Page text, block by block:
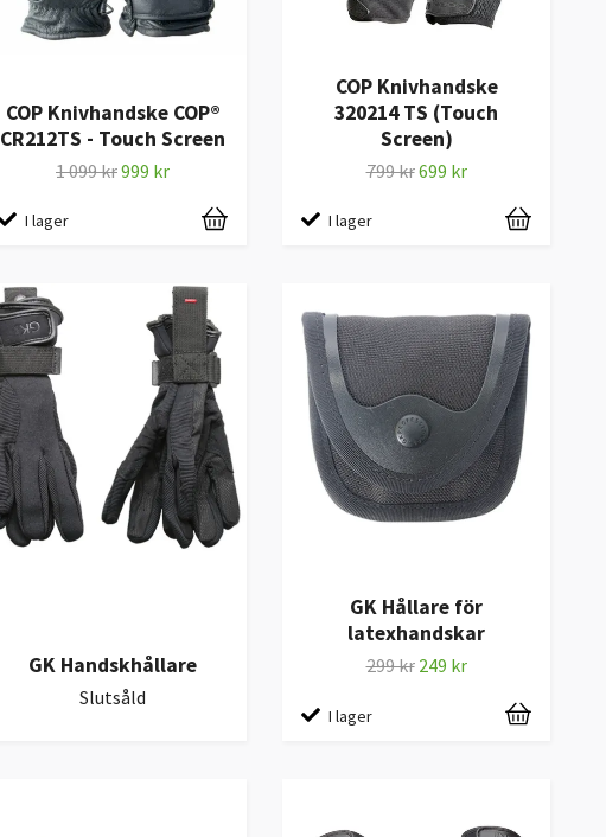
COP Knivhandske COP®
CR212TS - Touch Screen
1 099 kr999 kr
I lager
COP Knivhandske
320214 TS (Touch
Screen)
799 kr699 kr
I lager
GK Handskhållare
Slutsåld
GK Hållare för
latexhandskar
299 kr 249 kr
I lager